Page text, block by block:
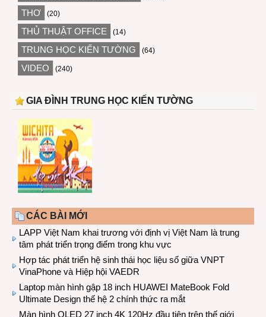
THƠ (20)
THỦ THUẬT OFFICE (14)
TRUNG HỌC KIẾN TƯỜNG (64)
VIDEO (240)
GIA ĐÌNH TRUNG HỌC KIẾN TƯỜNG
CÁC BÀI MỚI
LAPP Việt Nam khai trương với định vị Việt Nam là trung
tâm phát triển trọng điểm trong khu vực
Hợp tác phát triển hệ sinh thái học liệu số giữa VNPT
VinaPhone và Hiệp hội VAEDR
Laptop màn hình gập 18 inch HUAWEI MateBook Fold
Ultimate Design thế hệ 2 chính thức ra mắt
Màn hình OLED 27 inch 4K 120Hz đầu tiên trên thế giới